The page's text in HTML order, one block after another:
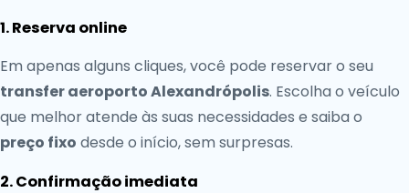
1. Reserva online
Em apenas alguns cliques, você pode reservar o seu
transfer aeroporto Alexandrópolis. Escolha o veículo
que melhor atende às suas necessidades e saiba o
preço fixo desde o início, sem surpresas.
2. Confirmação imediata